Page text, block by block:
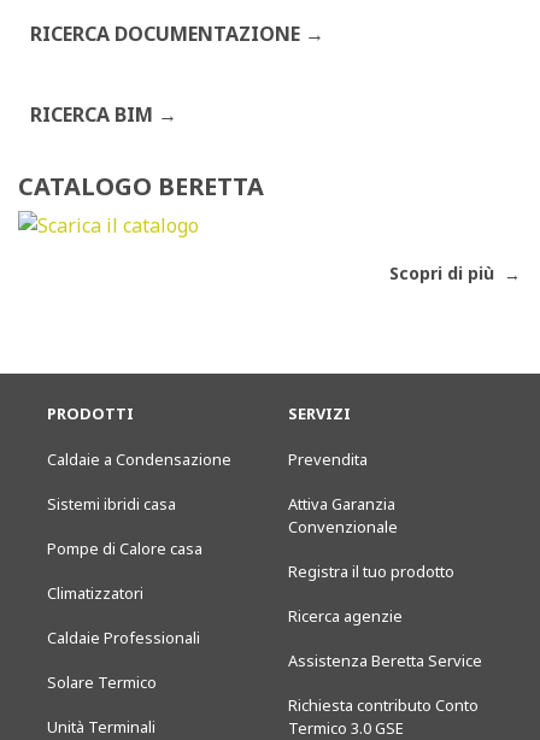
RICERCA DOCUMENTAZIONE
RICERCA BIM
CATALOGO BERETTA
Scopri di più
PRODOTTI
Caldaie a Condensazione
Sistemi ibridi casa
Pompe di Calore casa
Climatizzatori
Caldaie Professionali
Solare Termico
Unità Terminali
SERVIZI
Prevendita
Attiva Garanzia
Convenzionale
Registra il tuo prodotto
Ricerca agenzie
Assistenza Beretta Service
Richiesta contributo Conto
Termico 3.0 GSE